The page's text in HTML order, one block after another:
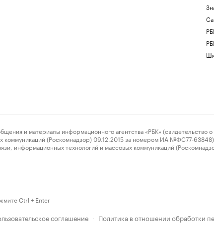
материалы информационного агентства «РБК» (свидетельство о
(Роскомнадзор) 09.12.2015 за номером ИА №ФС77-63848)
информационных технологий и массовых коммуникаций
Ctrl + Enter
соглашение · Политика в отношении обработки